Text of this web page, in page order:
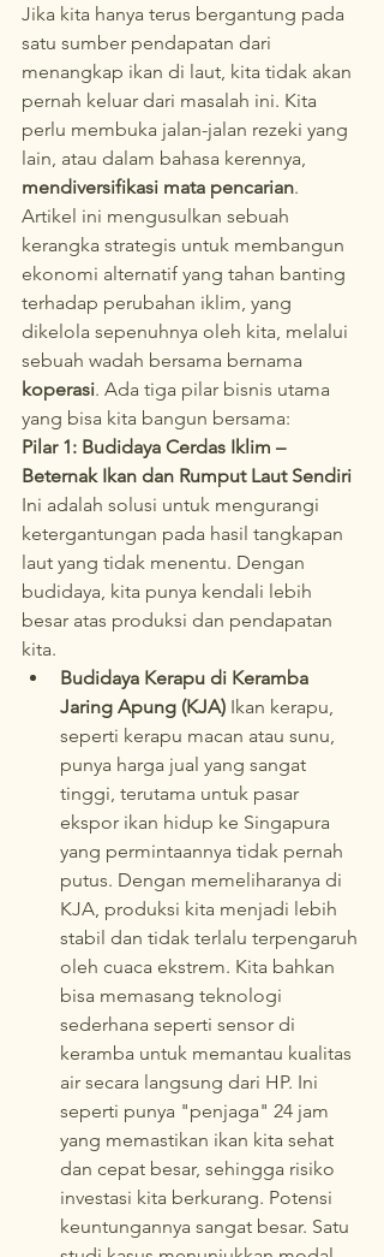
Jika kita hanya terus bergantung pada
satu sumber pendapatan dari
menangkap ikan di laut, kita tidak akan
pernah keluar dari masalah ini. Kita
perlu membuka jalan-jalan rezeki yang
lain, atau dalam bahasa kerennya,
mendiversifikasi mata pencarian.
Artikel ini mengusulkan sebuah
kerangka strategis untuk membangun
ekonomi alternatif yang tahan banting
terhadap perubahan iklim, yang
dikelola sepenuhnya oleh kita, melalui
sebuah wadah bersama bernama
koperasi. Ada tiga pilar bisnis utama
yang bisa kita bangun bersama:
Pilar 1: Budidaya Cerdas Iklim –
Beternak Ikan dan Rumput Laut Sendiri
Ini adalah solusi untuk mengurangi
ketergantungan pada hasil tangkapan
laut yang tidak menentu. Dengan
budidaya, kita punya kendali lebih
besar atas produksi dan pendapatan
kita.
Budidaya Kerapu di Keramba
Jaring Apung (KJA) Ikan kerapu,
seperti kerapu macan atau sunu,
punya harga jual yang sangat
tinggi, terutama untuk pasar
ekspor ikan hidup ke Singapura
yang permintaannya tidak pernah
putus. Dengan memeliharanya di
KJA, produksi kita menjadi lebih
stabil dan tidak terlalu terpengaruh
oleh cuaca ekstrem. Kita bahkan
bisa memasang teknologi
sederhana seperti sensor di
keramba untuk memantau kualitas
air secara langsung dari HP. Ini
seperti punya "penjaga" 24 jam
yang memastikan ikan kita sehat
dan cepat besar, sehingga risiko
investasi kita berkurang. Potensi
keuntungannya sangat besar. Satu